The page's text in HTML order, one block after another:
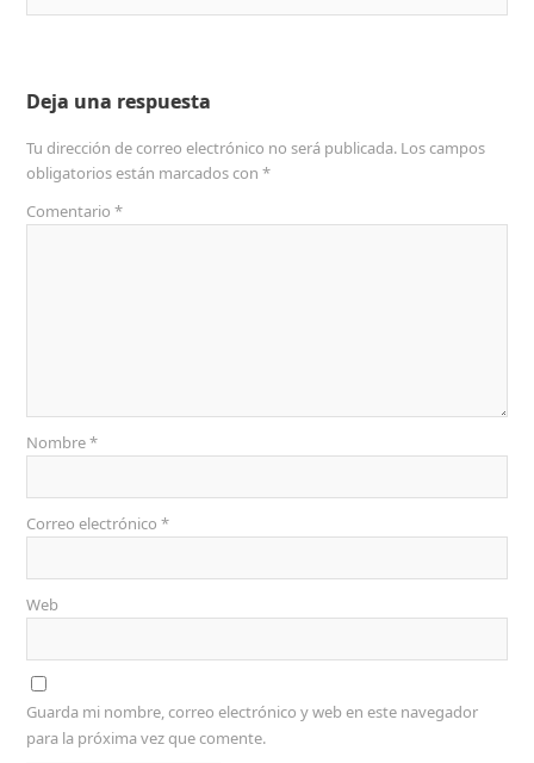
Deja una respuesta
Tu dirección de correo electrónico no será publicada. Los campos
obligatorios están marcados con*
Comentario*
Nombre*
Correo electrónico*
Web
Guarda mi nombre, correo electrónico y web en este navegador
para la próxima vez que comente.